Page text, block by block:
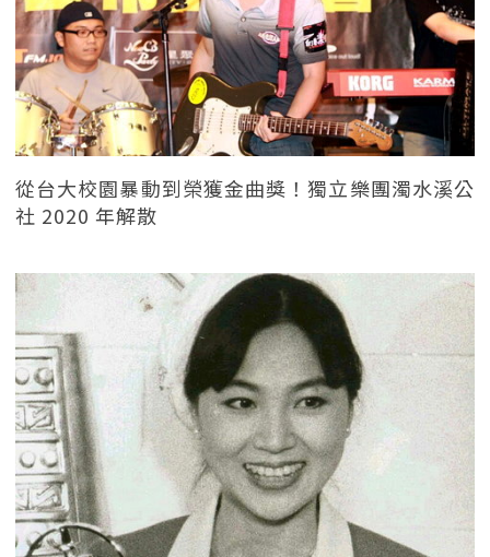
從台大校園暴動到榮獲金曲獎！獨立樂團濁水溪公
社 2020 年解散